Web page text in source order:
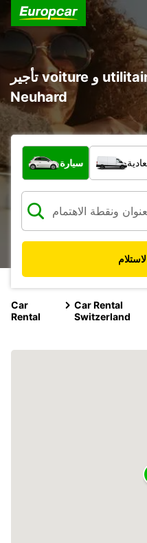
تأجير voiture و utilitaire في Olten Parking
Neuhard
ما نوع المركبة؟
سيارة
Car
Rental
Car Rental
Switzerland